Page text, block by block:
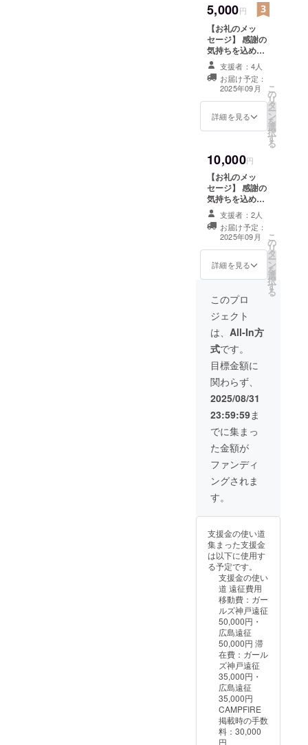
円/5,000
円/10,000円) こ
のリターンは
1000円のリター
ンと同じ内容に
なります。
5,000円
【お礼のメッ
セージ】 感謝の
気持ちを込め
て、お礼のメッ
セージをお送り
します。
CAMPFIRE内
メッセージでお
礼を送り 活動報
円/5,000
円/10,000円) こ
のリターンは
1000円のリター
ンと同じ内容に
なります。
支援者：4人
お届け予定：
2025年09月
詳細を見る
こ
の
リ
タ
ー
ン
を
選
択
す
る
10,000円
【お礼のメッ
セージ】 感謝の
気持ちを込め
て、お礼のメッ
セージをお送り
します。
CAMPFIRE内
メッセージでお
礼を送り 活動報
円/3,000
円/5,000
円/10,000円) こ
のリターンは
1000円のリター
ンと同じ内容に
なります。
支援者：2人
お届け予定：
2025年09月
詳細を見る
こ
の
リ
タ
ー
ン
を
選
択
す
る
このプロ
ジェクト
は、 All-In方
式です。
目標金額に
関わらず、
2025/08/31
23:59:59ま
でに集まっ
た金額が
ファンディ
ングされま
す。
支援金の使い道
集まった支援金
は以下に使用す
る予定です。
支援金の使い
道 遠征費用
移動費：ガー
ルズ神戸遠征
50,000円・
広島遠征
50,000円 滞
在費：ガール
ズ神戸遠征
35,000円・
広島遠征
35,000円
CAMPFIRE
掲載時の手数
料：30,000
円